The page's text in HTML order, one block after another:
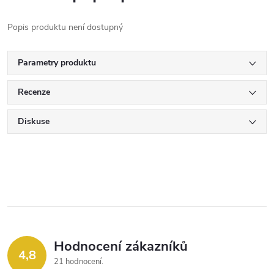
Popis produktu není dostupný
Parametry produktu
Recenze
Diskuse
4,8 Hodnocení zákazníků
21 hodnocení